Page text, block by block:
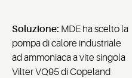
Soluzione: MDE ha scelto la
pompa di calore industriale
ad ammoniaca a vite singola
Vilter VQ95 di Copeland